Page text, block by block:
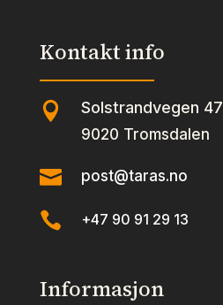
Kontakt info
 Solstrandvegen 47
9020 Tromsdalen
 post@taras.no
 +47 90 91 29 13
Informasjon